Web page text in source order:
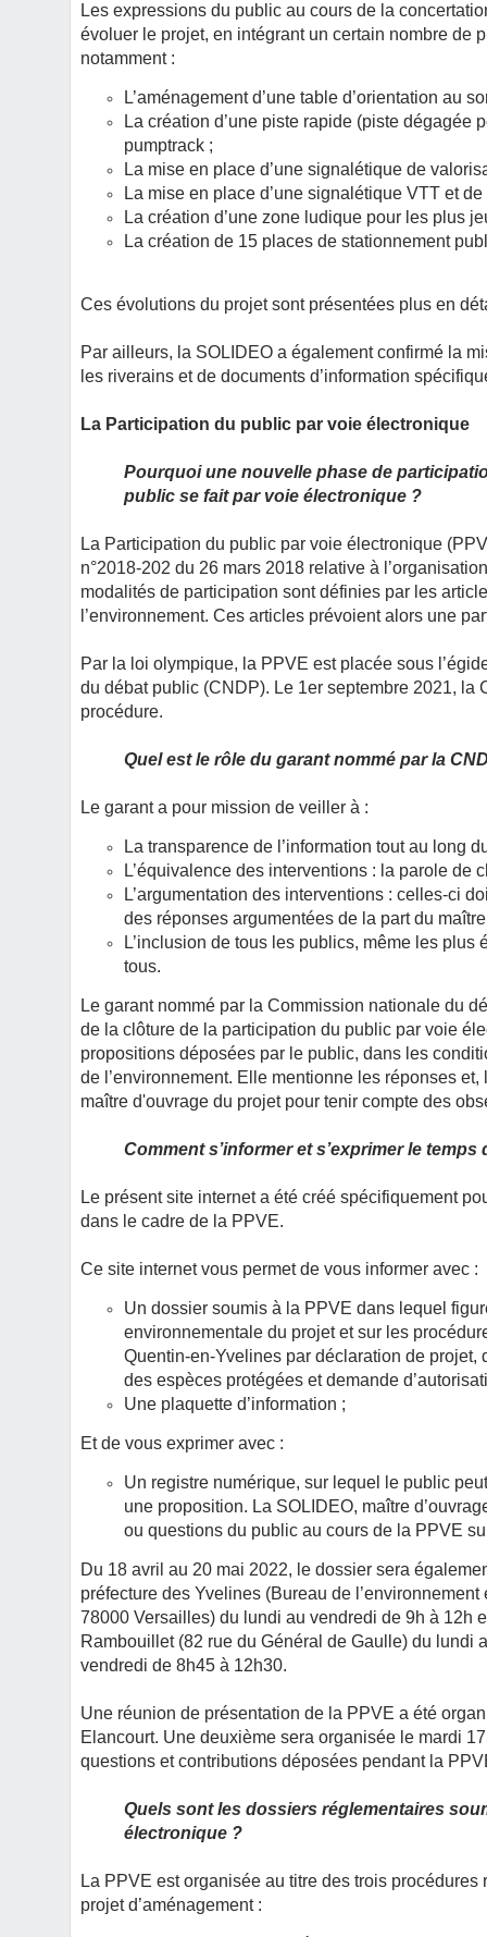
Les expressions du public au cours de la
évoluer le projet, en intégrant un certain nombre de
notamment :
L’aménagement d’une table d’orientation au
La création d’une piste rapide (piste dégagée
pumptrack ;
La mise en place d’une signalétique de
La mise en place d’une signalétique VTT et
La création d’une zone ludique pour les plus
La création de 15 places de stationnement
Ces évolutions du projet sont présentées plus en
Par ailleurs, la SOLIDEO a également confirmé la
les riverains et de documents d’information
La Participation du public par voie électronique
Pourquoi une nouvelle phase de
public se fait par voie électronique ?
La Participation du public par voie électronique
n°2018-202 du 26 mars 2018 relative à
modalités de participation sont définies par les
l’environnement. Ces articles prévoient alors une
Par la loi olympique, la PPVE est placée sous
du débat public (CNDP). Le 1er septembre 2021,
procédure.
Quel est le rôle du garant nommé par la
Le garant a pour mission de veiller à :
La transparence de l’information tout au long
L’équivalence des interventions : la parole de
L’argumentation des interventions : celles-ci
des réponses argumentées de la part du maître
L’inclusion de tous les publics, même les
tous.
Le garant nommé par la Commission nationale du
de la clôture de la participation du public par voie
propositions déposées par le public, dans les
de l’environnement. Elle mentionne les réponses
maître d'ouvrage du projet pour tenir compte des
Comment s’informer et s’exprimer le temps
Le présent site internet a été créé spécifiquement
dans le cadre de la PPVE.
Ce site internet vous permet de vous informer avec :
Un dossier soumis à la PPVE dans lequel
environnementale du projet et sur les
Quentin-en-Yvelines par déclaration de projet,
des espèces protégées et demande
Une plaquette d’information ;
Et de vous exprimer avec :
Un registre numérique, sur lequel le public
une proposition. La SOLIDEO, maître
ou questions du public au cours de la PPVE
Du 18 avril au 20 mai 2022, le dossier sera
préfecture des Yvelines (Bureau de
78000 Versailles) du lundi au vendredi de 9h à 12h
Rambouillet (82 rue du Général de Gaulle) du lundi
vendredi de 8h45 à 12h30.
Une réunion de présentation de la PPVE a été
Elancourt. Une deuxième sera organisée le mardi
questions et contributions déposées pendant la
Quels sont les dossiers réglementaires
électronique ?
La PPVE est organisée au titre des trois
projet d’aménagement :